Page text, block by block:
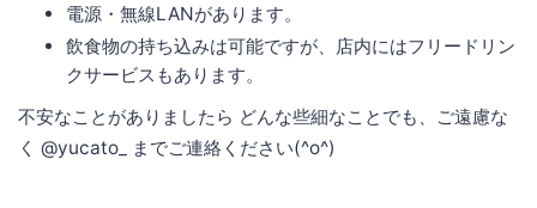
電源・無線LANがあります。
飲食物の持ち込みは可能ですが、店内にはフリードリン
クサービスもあります。
不安なことがありましたら どんな些細なことでも、ご遠慮な
く @yucato_ までご連絡ください(^o^)